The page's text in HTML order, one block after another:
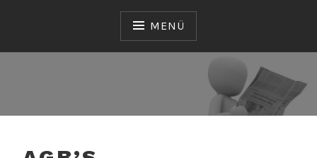
MENÜ
CROSSMEDIAGROUP